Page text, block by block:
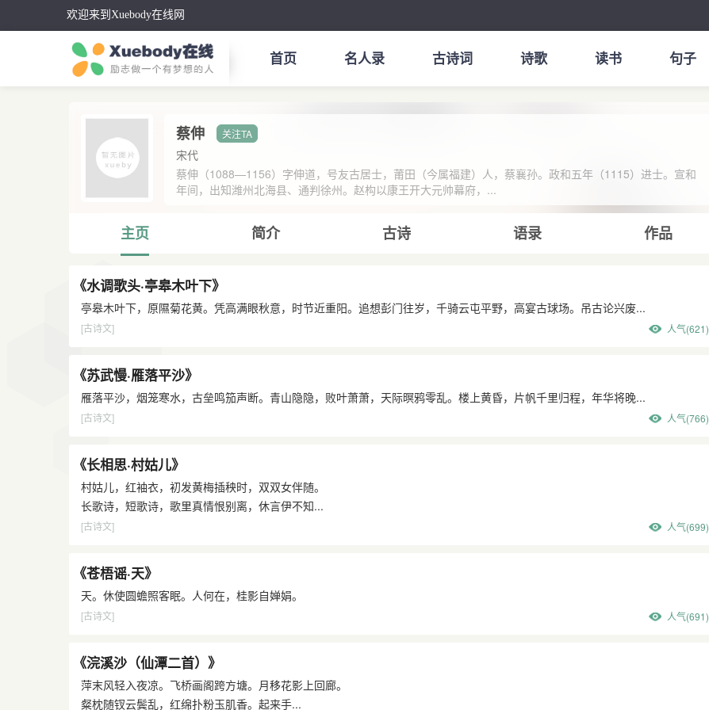
欢迎来到Xuebody在线网
首页 名人录 古诗词 诗歌 读书 句子
蔡伸
宋代
蔡伸（1088—1156）字伸道，号友古居士，莆田（今属福建）人，蔡襄孙。政和五年（1115）进士。宣和
年间，出知潍州北海县、通判徐州。赵构以康王开大元帅幕府，...
主页 简介 古诗 语录 作品
《水调歌头·亭皋木叶下》
亭皋木叶下，原隰菊花黄。凭高满眼秋意，时节近重阳。追想彭门往岁，千骑云屯平野，高宴古球场。吊古论兴废...
[古诗文] 人气(621)
《苏武慢·雁落平沙》
雁落平沙，烟笼寒水，古垒鸣笳声断。青山隐隐，败叶萧萧，天际暝鸦零乱。楼上黄昏，片帆千里归程，年华将晚...
[古诗文] 人气(766)
《长相思·村姑儿》
村姑儿，红袖衣，初发黄梅插秧时，双双女伴随。
长歌诗，短歌诗，歌里真情恨别离，休言伊不知...
[古诗文] 人气(699)
《苍梧谣·天》
天。休使圆蟾照客眠。人何在，桂影自婵娟。
[古诗文] 人气(691)
《浣溪沙（仙潭二首）》
萍末风轻入夜凉。飞桥画阁跨方塘。月移花影上回廊。
粲枕随钗云鬓乱，红绵扑粉玉肌香。起来手...